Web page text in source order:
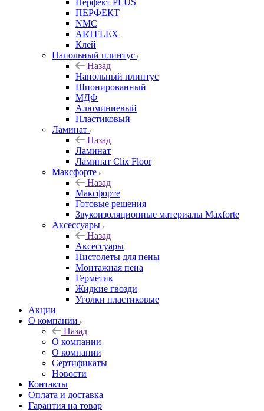
Перфект PLUS
ПЕРФЕКТ
NMC
ARTFLEX
Клей
Напольный плинтус
Назад
Напольный плинтус
Шпонированный
МДФ
Алюминиевый
Пластиковый
Ламинат
Назад
Ламинат
Ламинат Clix Floor
Максфорте
Назад
Максфорте
Готовые решения
Звукоизоляционные материалы Maxforte
Аксессуары
Назад
Аксессуары
Пистолеты для пены
Монтажная пена
Герметик
Жидкие гвозди
Уголки пластиковые
Акции
О компании
Назад
О компании
О компании
Сертификаты
Новости
Контакты
Оплата и доставка
Гарантия на товар